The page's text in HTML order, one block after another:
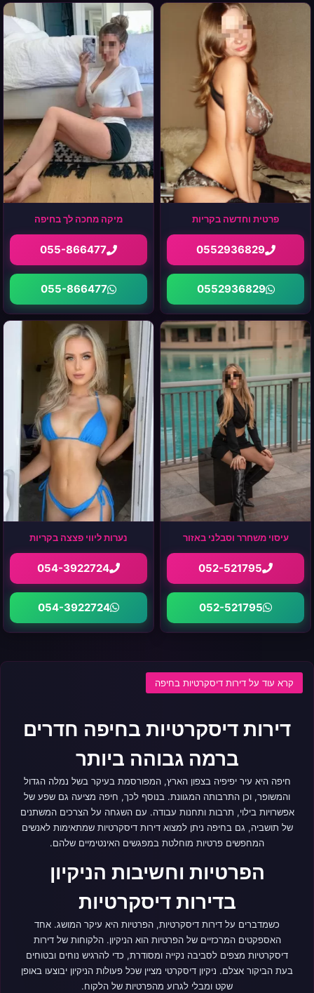
פרטית וחדשה בקריות
0552936829
0552936829
מיקה מחכה לך בחיפה
055-866477
055-866477
עיסוי משחרר וסבלני באזור
052-521795
052-521795
נערות ליווי פצצה בקריות
054-3922724
054-3922724
קרא עוד על דירות דיסקרטיות בחיפה
דירות דיסקרטיות בחיפה חדרים
ברמה גבוהה ביותר
חיפה היא עיר יפיפיה בצפון הארץ, המפורסמת בעיקר בשל נמלה הגדול
והמשופר, וכן התרבותה המגוונת. בנוסף לכך, חיפה מציעה גם שפע של
אפשרויות בילוי, תרבות ותחנות עבודה. עם השגחה על הצרכים המשתנים
של תושביה, גם בחיפה ניתן למצוא דירות דיסקרטיות שמתאימות לאנשים
המחפשים פרטיות מוחלטת במפגשים האינטימיים שלהם.
הפרטיות וחשיבות הניקיון
בדירות דיסקרטיות
כשמדברים על דירות דיסקרטיות, הפרטיות היא עיקר המושג. אחד
האספקטים המרכזיים של הפרטיות הוא הניקיון. הלקוחות של דירות
דיסקרטיות מצפים לסביבה נקייה ומסודרת, כדי להרגיש נוחים ובטוחים
בעת הביקור אצלם. ניקיון דיסקרטי מציין שכל פעולות הניקיון יבוצעו באופן
שקט ומבלי לגרוע מהפרטיות של הלקוח.